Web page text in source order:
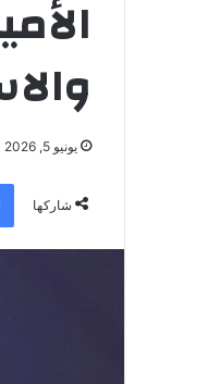
يونيو 5, 2026
شاركها